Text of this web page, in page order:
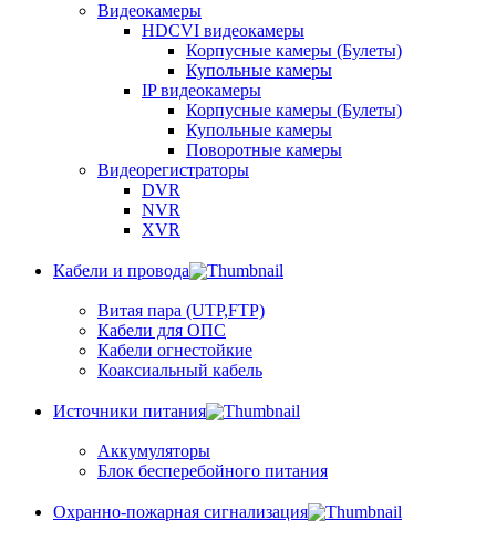
Видеокамеры
HDCVI видеокамеры
Корпусные камеры (Булеты)
Купольные камеры
IP видеокамеры
Корпусные камеры (Булеты)
Купольные камеры
Поворотные камеры
Видеорегистраторы
DVR
NVR
XVR
Кабели и провода
Витая пара (UTP,FTP)
Кабели для ОПС
Кабели огнестойкие
Коаксиальный кабель
Источники питания
Аккумуляторы
Блок бесперебойного питания
Охранно-пожарная сигнализация